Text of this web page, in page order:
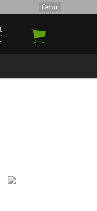
Cerrar
93.516.00.47